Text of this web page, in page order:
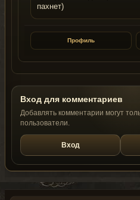
пахнет)
Профиль
Вход для комментариев
Добавлять комментарии могут
пользователи.
Вход